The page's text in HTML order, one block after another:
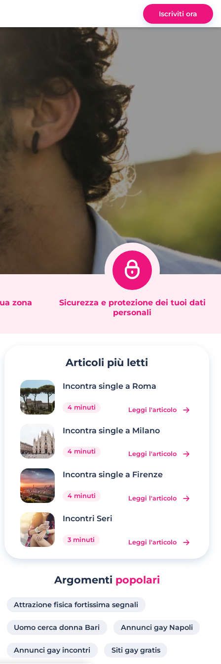
Iscriviti ora
zona
Sicurezza e protezione dei tuoi dati
personali
Articoli più letti
Incontra single a Roma
4 minuti Leggi l'articolo
Incontra single a Milano
4 minuti Leggi l'articolo
Incontra single a Firenze
4 minuti Leggi l'articolo
Incontri Seri
3 minuti Leggi l'articolo
Argomenti popolari
Attrazione fisica fortissima segnali
Uomo cerca donna Bari Annunci gay Napoli
Annunci gay incontri Siti gay gratis